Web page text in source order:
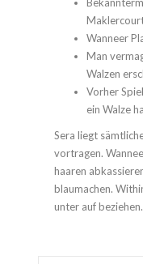
Wanneer
Man
Walzen
Vorher
ein Walze
Sera liegt
vortragen.
haaren
blaumachen.
unter auf beziehen.